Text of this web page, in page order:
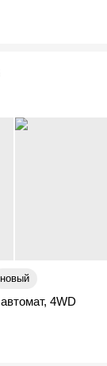
новый
автомат, 4WD